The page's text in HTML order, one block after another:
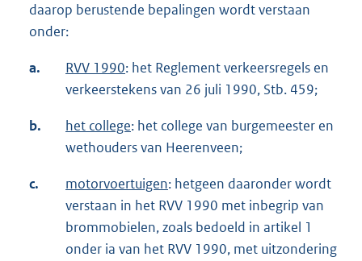
daarop berustende bepalingen wordt verstaan
onder:
a. RVV 1990: het Reglement verkeersregels en
verkeerstekens van 26 juli 1990, Stb. 459;
b. het college: het college van burgemeester en
wethouders van Heerenveen;
c. motorvoertuigen: hetgeen daaronder wordt
verstaan in het RVV 1990 met inbegrip van
brommobielen, zoals bedoeld in artikel 1
onder ia van het RVV 1990, met uitzondering